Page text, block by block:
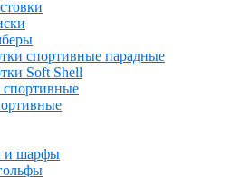
спортивные парадные
Soft Shell
и шарфы